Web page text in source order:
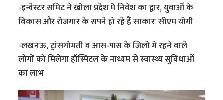
-इन्वेस्टर समिट ने खोला प्रदेश में निवेश का द्वार, युवाओं के
विकास और रोजगार के सपने हो रहे हैं साकारः सीएम योगी
-लखनऊ, ट्रांसगोमती व आस-पास के जिलों में रहने वाले
लोगों को मिलेगा हॉस्पिटल के माध्यम से स्वास्थ्य सुविधाओं
का लाभ